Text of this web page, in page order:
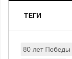
ТЕГИ
80 лет Победы